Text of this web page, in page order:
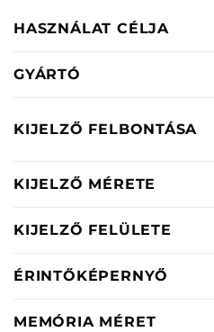
HASZNÁLAT CÉLJA
GYÁRTÓ
KIJELZŐ FELBONTÁSA
KIJELZŐ MÉRETE
KIJELZŐ FELÜLETE
ÉRINTŐKÉPERNYŐ
MEMÓRIA MÉRET